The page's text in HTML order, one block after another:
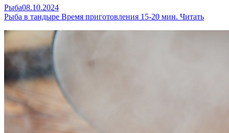
Рыба08.10.2024
Рыба в тандыре Время приготовления 15-20 мин. Читать